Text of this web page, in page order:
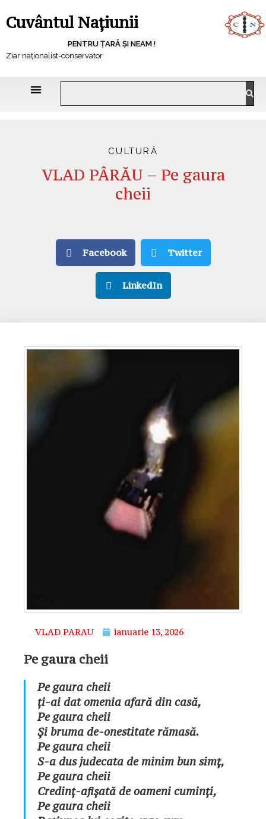
Cuvântul Națiunii
PENTRU ȚARĂ ȘI NEAM !
Ziar naționalist-conservator
CULTURĂ
VLAD PÂRĂU – Pe gaura
cheii
Facebook Twitter
LinkedIn
VLAD PARAU ianuarie 13, 2026
Pe gaura cheii
Pe gaura cheii
ți-ai dat omenia afară din casă,
Pe gaura cheii
Și bruma de-onestitate rămasă.
Pe gaura cheii
S-a dus judecata de minim bun simț,
Pe gaura cheii
Credinț-afișată de oameni cuminți,
Pe gaura cheii